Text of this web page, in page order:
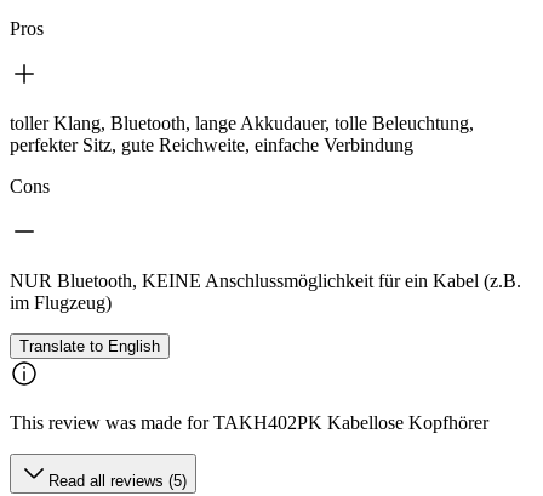
Pros
toller Klang, Bluetooth, lange Akkudauer, tolle Beleuchtung,
perfekter Sitz, gute Reichweite, einfache Verbindung
Cons
NUR Bluetooth, KEINE Anschlussmöglichkeit für ein Kabel (z.B.
im Flugzeug)
Translate to English
This review was made for TAKH402PK Kabellose Kopfhörer
Read all reviews (5)